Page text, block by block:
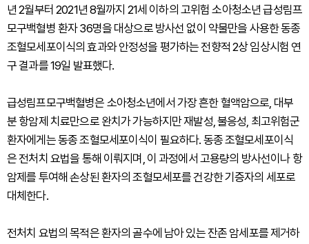
년 2월부터 2021년 8월까지 21세 이하의 고위험 소아청소년 급성림프
모구백혈병 환자 36명을 대상으로 방사선 없이 약물만을 사용한 동종
조혈모세포이식의 효과와 안정성을 평가하는 전향적 2상 임상시험 연
구 결과를 19일 발표했다.
급성림프모구백혈병은 소아청소년에서 가장 흔한 혈액암으로, 대부
분 항암제 치료만으로 완치가 가능하지만 재발성, 불응성, 최고위험군
환자에게는 동종 조혈모세포이식이 필요하다. 동종 조혈모세포이식
은 전처치 요법을 통해 이뤄지며, 이 과정에서 고용량의 방사선이나 항
암제를 투여해 손상된 환자의 조혈모세포를 건강한 기증자의 세포로
대체한다.
전처치 요법의 목적은 환자의 골수에 남아 있는 잔존 암세포를 제거하